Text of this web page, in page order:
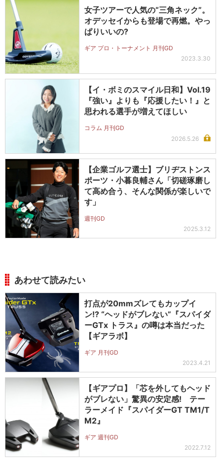
女子ツアーで人気の“三角ネック”。
オデッセイからも登場で再燃。やっ
ぱりいいの?
ギア プロ・トーナメント 月刊GD
2023.3.30
【イ・ボミのスマイル日和】Vol.19
『強い』よりも『応援したい！』と
思われる選手が増えてほしい
コラム 月刊GD
2026.5.26
【企業ゴルフ選士】ブリヂストンス
ポーツ・小暮良輔さん「切磋琢磨し
て高め合う、そんな関係が楽しいで
す」
週刊GD
2025.3.12
あわせて読みたい
打点が20mmズレてもカップイ
ン!? “ヘッドがブレない”『スパイダ
ーGTx トラス』の噂は本当だった
【ギアラボ】
ギア 月刊GD
2023.4.21
【ギアプロ】「芯を外してもヘッド
がブレない」驚異の安定感! テー
ラーメイド『スパイダーGT TM1/T
M2』
ギア 週刊GD
2022.7.12